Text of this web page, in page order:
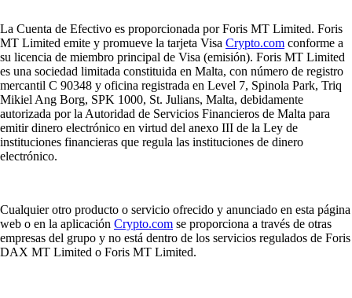
La Cuenta de Efectivo es proporcionada por Foris MT Limited. Foris
MT Limited emite y promueve la tarjeta Visa Crypto.com conforme a
su licencia de miembro principal de Visa (emisión). Foris MT Limited
es una sociedad limitada constituida en Malta, con número de registro
mercantil C 90348 y oficina registrada en Level 7, Spinola Park, Triq
Mikiel Ang Borg, SPK 1000, St. Julians, Malta, debidamente
autorizada por la Autoridad de Servicios Financieros de Malta para
emitir dinero electrónico en virtud del anexo III de la Ley de
instituciones financieras que regula las instituciones de dinero
electrónico.
Cualquier otro producto o servicio ofrecido y anunciado en esta página
web o en la aplicación Crypto.com se proporciona a través de otras
empresas del grupo y no está dentro de los servicios regulados de Foris
DAX MT Limited o Foris MT Limited.